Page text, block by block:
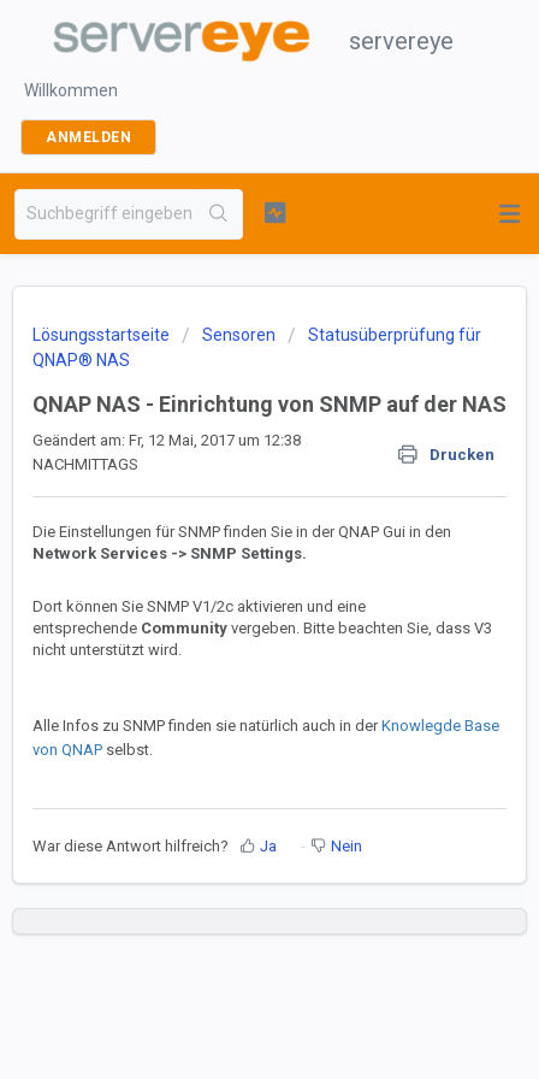
servereye
Willkommen
ANMELDEN
Lösungsstartseite Sensoren
Statusüberprüfung für
QNAP® NAS
QNAP NAS - Einrichtung von SNMP auf der NAS
Drucken
Geändert am: Fr, 12 Mai, 2017 um 12:38
NACHMITTAGS
Die Einstellungen für SNMP finden Sie in der QNAP Gui in den
Network Services -> SNMP Settings.
Dort können Sie SNMP V1/2c aktivieren und eine
entsprechende Community vergeben. Bitte beachten Sie, dass V3
nicht unterstützt wird.
Alle Infos zu SNMP finden sie natürlich auch in der Knowlegde Base
von QNAP selbst.
War diese Antwort hilfreich? Ja Nein